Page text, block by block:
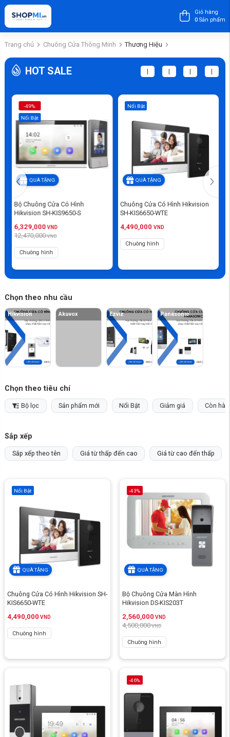
Giỏ hàng
0 Sản phẩm
Trang chủ Chuông Cửa Thông Minh Thương Hiệu
HOT SALE | | | |
-49%
Nổi Bật
QUÀ TẶNG
Bộ Chuông Cửa Có Hình
Hikvision SH-KIS9650-S
6,329,000 VND
12,470,000 VND
Chuông hình
Nổi Bật
QUÀ TẶNG
Chuông Cửa Có Hình Hikvision
SH-KIS6650-WTE
4,490,000 VND
Chuông hình
Chọn theo nhu cầu
Hikvision Akuvox Ezviz Panasonic
Chọn theo tiêu chí
Bộ lọc Sản phẩm mới Nổi Bật Giảm giá Còn
Sắp xếp
Sắp xếp theo tên Giá từ thấp đến cao Giá từ cao đến thấp
Nổi Bật
QUÀ TẶNG
Chuông Cửa Có Hình Hikvision SH-
KIS6650-WTE
4,490,000 VND
Chuông hình
-43%
QUÀ TẶNG
Bộ Chuông Cửa Màn Hình
Hikvision DS-KIS203T
2,560,000 VND
4,500,000 VND
Chuông hình
-46%